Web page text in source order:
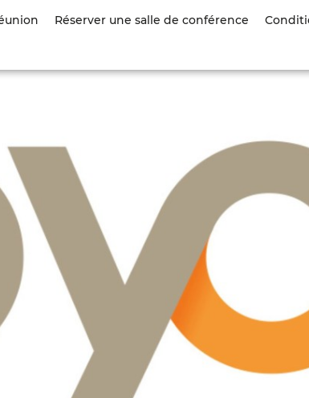
principal
Réserver une salle de conférence